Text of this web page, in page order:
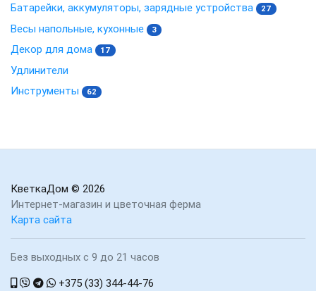
Батарейки, аккумуляторы, зарядные устройства 27
Весы напольные, кухонные 3
Декор для дома 17
Удлинители
Инструменты
62
КветкаДом © 2026
Интернет-магазин и цветочная ферма
Карта сайта
Без выходных с 9 до 21 часов
+375 (33) 344-44-76